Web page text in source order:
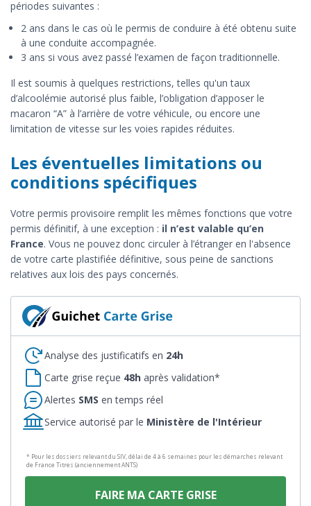
périodes suivantes :
2 ans dans le cas où le permis de conduire à été obtenu suite
à une conduite accompagnée.
3 ans si vous avez passé l’examen de façon traditionnelle.
Il est soumis à quelques restrictions, telles qu'un taux
d’alcoolémie autorisé plus faible, l’obligation d’apposer le
macaron “A” à l’arrière de votre véhicule, ou encore une
limitation de vitesse sur les voies rapides réduites.
Les éventuelles limitations ou
conditions spécifiques
Votre permis provisoire remplit les mêmes fonctions que votre
permis définitif, à une exception : il n’est valable qu’en
France. Vous ne pouvez donc circuler à l’étranger en l'absence
de votre carte plastifiée définitive, sous peine de sanctions
relatives aux lois des pays concernés.
Analyse des justificatifs en 24h
Carte grise reçue 48h après validation*
Alertes SMS en temps réel
Service autorisé par le Ministère de l'Intérieur
* Pour les dossiers relevant du SIV, délai de 4 à 6 semaines pour les démarches relevant
de France Titres (anciennement ANTS)
FAIRE MA CARTE GRISE